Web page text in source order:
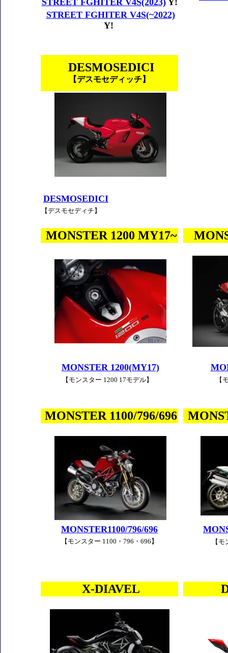
STREET FGHITER V4S(2023)Y!
STREET FGHITER V4S(~2022)
Y!
DESMOSEDICI
【デスモセディッチ】
DESMOSEDICI
【デスモセディチ】
MONSTER 1200 MY17~
MONSTER 1200(MY17)
【モンスター 1200 17モデル】 【
MONSTER 1100/796/696
MONSTER1100/796/696
【モンスター 1100・796・696】 【
X-DIAVEL